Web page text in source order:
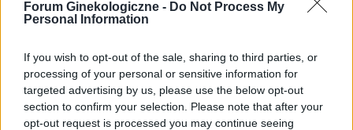
Forum Ginekologiczne - Do Not Process My
Personal Information
If you wish to opt-out of the sale, sharing to third parties, or
processing of your personal or sensitive information for
targeted advertising by us, please use the below opt-out
section to confirm your selection. Please note that after your
opt-out request is processed you may continue seeing
gość
Zmiana na przedsionku pochwy